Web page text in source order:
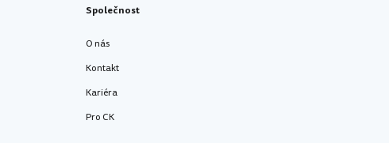
Společnost
O nás
Kontakt
Kariéra
Pro CK